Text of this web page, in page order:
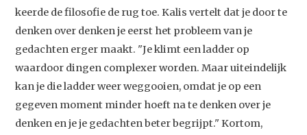
keerde de filosofie de rug toe. Kalis vertelt dat je door te
denken over denken je eerst het probleem van je
gedachten erger maakt. "Je klimt een ladder op
waardoor dingen complexer worden. Maar uiteindelijk
kan je die ladder weer weggooien, omdat je op een
gegeven moment minder hoeft na te denken over je
denken en je je gedachten beter begrijpt." Kortom,